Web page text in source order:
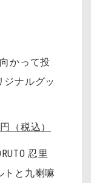
かって投
ジナルグッ
（税込）
忍里
トと九喇嘛